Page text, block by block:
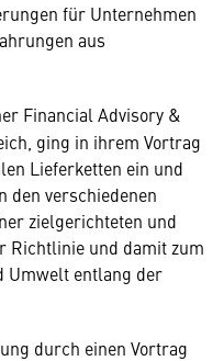
für Unternehmen
aus
Financial Advisory &
ging in ihrem Vortrag
Lieferketten ein und
den verschiedenen
zielgerichteten und
Richtlinie und damit zum
Umwelt entlang der
durch einen Vortrag